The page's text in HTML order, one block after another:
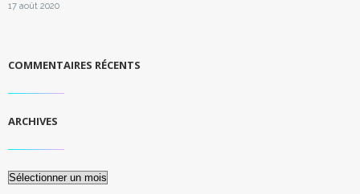
17 août 2020
COMMENTAIRES RÉCENTS
ARCHIVES
Archives